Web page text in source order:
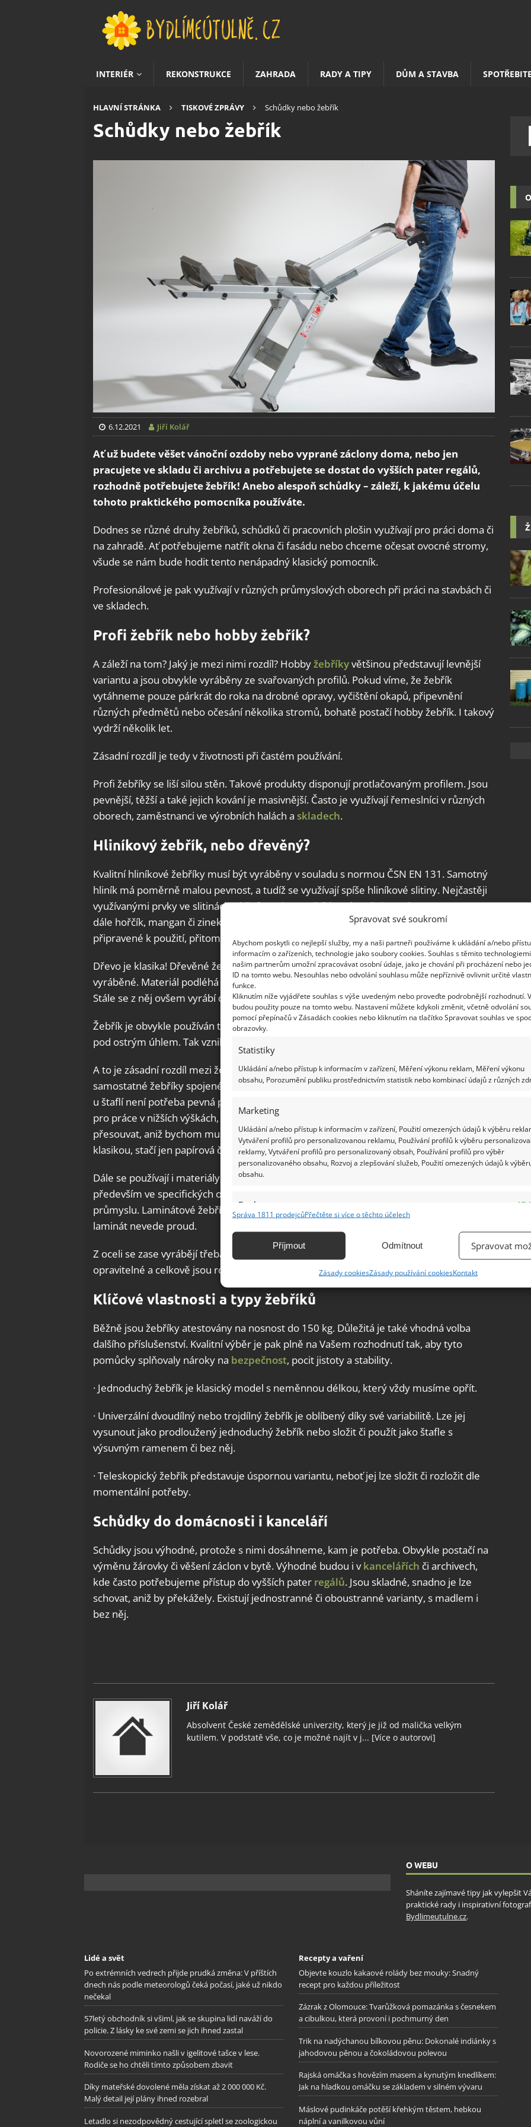
Spravovat své soukromí
Abychom poskytli co nejlepší služby, my a naši partneři používáme k ukládání a/nebo
informacím o zařízeních, technologie jako soubory cookies. Souhlas s těmito
našim partnerům umožní zpracovávat osobní údaje, jako je chování při procházení nebo
ID na tomto webu. Nesouhlas nebo odvolání souhlasu může nepříznivě ovlivnit určité
funkce.
Kliknutím níže vyjádřete souhlas s výše uvedeným nebo proveďte podrobnější rozhodnutí.
budou použity pouze na tomto webu. Nastavení můžete kdykoli změnit, včetně odvolání
pomocí přepínačů v Zásadách cookies nebo kliknutím na tlačítko Spravovat souhlas ve
obrazovky.
Statistiky
Ukládání a/nebo přístup k informacím v zařízení, Měření výkonu reklam, Měření výkonu
obsahu, Porozumění publiku prostřednictvím statistik nebo kombinací údajů z různých
Marketing
Ukládání a/nebo přístup k informacím v zařízení, Použití omezených údajů k výběru
Vytváření profilů pro personalizovanou reklamu, Používání profilů k výběru
reklamy, Vytváření profilů pro personalizovaný obsah, Používání profilů pro výběr
personalizovaného obsahu, Rozvoj a zlepšování služeb, Použití omezených údajů k
obsahu.
Funkce
Identifikace zařízení na základě automaticky přenášených informací.
základě aktivně vyžádaných informací.
odstraňování chyb, Poskytování a zobrazování reklamy a obsahu,
Ukládání a sdělování voleb ochrany osobních údajů.
Správa 1811 prodejcůPřečtěte si více o těchto účelech
Příjmout Odmítnout Spravovat
Zásady cookiesZásady používání cookiesKontakt
INTERIÉR REKONSTRUKCE ZAHRADA RADY A TIPY DŮM A STAVBA
HLAVNÍ STRÁNKA TISKOVÉ ZPRÁVY Schůdky nebo žebřík
Schůdky nebo žebřík
6.12.2021 Jiří Kolář
Ať už budete věšet vánoční ozdoby nebo vyprané záclony doma, nebo jen
pracujete ve skladu či archivu a potřebujete se dostat do vyšších pater regálů,
rozhodně potřebujete žebřík! Anebo alespoň schůdky – záleží, k jakému účelu
tohoto praktického pomocníka používáte.
Dodnes se různé druhy žebříků, schůdků či pracovních plošin využívají pro práci doma či
na zahradě. Ať potřebujeme natřít okna či fasádu nebo chceme očesat ovocné stromy,
všude se nám bude hodit tento nenápadný klasický pomocník.
Profesionálové je pak využívají v různých průmyslových oborech při práci na stavbách či
ve skladech.
Profi žebřík nebo hobby žebřík?
A záleží na tom? Jaký je mezi nimi rozdíl? Hobbyžebříkyvětšinou představují levnější
variantu a jsou obvykle vyráběny ze svařovaných profilů. Pokud víme, že žebřík
vytáhneme pouze párkrát do roka na drobné opravy, vyčištění okapů, připevnění
různých předmětů nebo očesání několika stromů, bohatě postačí hobby žebřík. I takový
vydrží několik let.
Zásadní rozdíl je tedy v životnosti při častém používání.
Profi žebříky se liší silou stěn. Takové produkty disponují protlačovaným profilem. Jsou
pevnější, těžší a také jejich kování je masivnější. Často je využívají řemeslníci v různých
oborech, zaměstnanci ve výrobních halách a skladech.
Hliníkový žebřík, nebo dřevěný?
Kvalitní hliníkové žebříky musí být vyráběny v souladu s normou ČSN EN 131. Samotný
hliník má poměrně malou pevnost, a tudíž se využívají spíše hliníkové slitiny. Nejčastěji
využívanými prvky ve slitinách s hliníkem jsou měď, která zvyšuje tvrdost a pevnost,
dále hořčík, mangan či zinek. Hliníkové žebříky nebo i schůdky jsou lehké, rychle
připravené k použití, přitom mají dlouhou životnost a jsou vysoce odolné.
Dřevo je klasika! Dřevěné žebříky jsou naprosto tradiční, nicméně dnes už málo
vyráběné. Materiál podléhá rychlému opotřebení, a proto se dnes od něj ustupuje.
Stále se z něj ovšem vyrábí oblíbené štafle, které lze využít v různýchdílnách
Žebřík je obvykle používán tak, že se opře o stěnu, případně
nebo jiný předmět
pod ostrým úhlem. Tak vznikne nakloněná rovina, po které se dá šplhat dál nahoru.
A to je zásadní rozdíl mezi žebříkem a štaflemi. Ty jsou konstrukčně řešeny jako dva
samostatné žebříky spojené navzájem v horním konci pomocí pohyblivého kloubu. Tím
u štaflí není potřeba pevná podpěra jako u běžných žebříků. Obvykle se štafle využívají
pro práce v nižších výškách, kolem 2 až 4 m. Jsou výhodné tam, kde je třeba se
přesouvat, aniž bychom museli slézt dolů. Dřevěné štafle jsou vděčnou malířskou
klasikou, stačí jen papírová čepice a štětka do ruky!
Dále se používají i materiály jako plast nebo ocel. Plastové žebříky naleznou využití
především ve specifických oborech, například ve farmaceutickém nebo chemickém
průmyslu. Laminátové žebříky jsou nejvhodnější pro elektrikářské práce, protože
laminát nevede proud.
Z oceli se zase vyrábějí třeba schůdky nebo zejména plošiny. Jsou totiž snáze
opravitelné a celkově jsou robustnější a stabilnější.
Klíčové vlastnosti a typy žebříků
Běžně jsou žebříky atestovány na nosnost do 150 kg. Důležitá je také vhodná volba
dalšího příslušenství. Kvalitní výběr je pak plně na Vašem rozhodnutí tak, aby tyto
pomůcky splňovaly nároky na bezpečnost, pocit jistoty a stability.
· Jednoduchý žebřík je klasický model s neměnnou délkou, který vždy musíme opřít.
· Univerzální dvoudílný nebo trojdílný žebřík je oblíbený díky své variabilitě. Lze jej
vysunout jako prodloužený jednoduchý žebřík nebo složit či použít jako štafle s
výsuvným ramenem či bez něj.
· Teleskopický žebřík představuje úspornou variantu, neboť jej lze složit či rozložit dle
momentální potřeby.
Schůdky do domácnosti i kanceláří
Schůdky jsou výhodné, protože s nimi dosáhneme, kam je potřeba. Obvykle postačí na
výměnu žárovky či věšení záclon v bytě. Výhodné budou i vkancelářích či archivech,
kde často potřebujeme přístup do vyšších pater regálů. Jsou skladné, snadno je lze
schovat, aniž by překážely. Existují jednostranné či oboustranné varianty, s madlem i
bez něj.
Jiří Kolář
Absolvent České zemědělské univerzity, který je již od malička velkým
kutilem. V podstatě vše, co je možné najít v j... [Více o autorovi]
O WEBU
Sháníte zajímavé tipy jak vylepšit
praktické rady i inspirativní
Bydlimeutulne.cz.
Lidé a svět
Po extrémních vedrech přijde prudká změna: V příštích
dnech nás podle meteorologů čeká počasí, jaké už nikdo
nečekal
57letý obchodník si všiml, jak se skupina lidí naváží do
policie. Z lásky ke své zemi se jich ihned zastal
Novorozené miminko našli v igelitové tašce v lese.
Rodiče se ho chtěli tímto způsobem zbavit
Díky mateřské dovolené měla získat až 2 000 000 Kč.
Malý detail její plány ihned rozebral
Letadlo si nezodpovědný cestující spletl se zoologickou
Recepty a vaření
Objevte kouzlo kakaové rolády bez mouky: Snadný
recept pro každou příležitost
Zázrak z Olomouce: Tvarůžková pomazánka s česnekem
a cibulkou, která provoní i pochmurný den
Trik na nadýchanou bílkovou pěnu: Dokonalé indiánky s
jahodovou pěnou a čokoládovou polevou
Rajská omáčka s hovězím masem a kynutým knedlíkem:
Jak na hladkou omáčku se základem v silném vývaru
Máslové pudinkáče potěší křehkým těstem, hebkou
náplní a vanilkovou vůní